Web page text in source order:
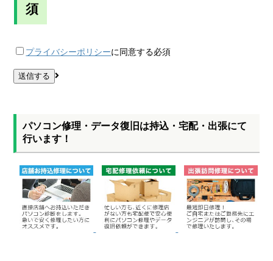
須
プライバシーポリシーに同意する必須
パソコン修理・データ復旧は持込・宅配・出張にて
行います！